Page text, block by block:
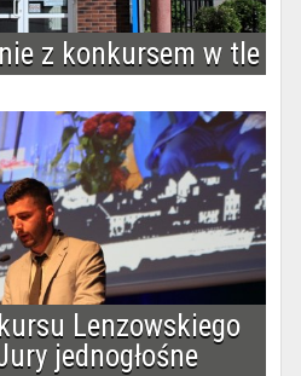
z konkursem w tle
Lenzowskiego
jednogłośne